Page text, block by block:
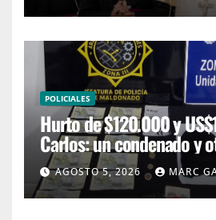
POLICIALES
Hurto de $120.000 y
Carlos: un condenado y
con prisión preventiva
AGOSTO 5, 2026 MARC